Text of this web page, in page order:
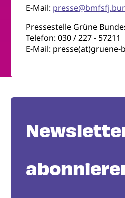
E-Mail:
Pressestelle Grüne
Telefon: 030 / 227 - 57211
E-Mail: